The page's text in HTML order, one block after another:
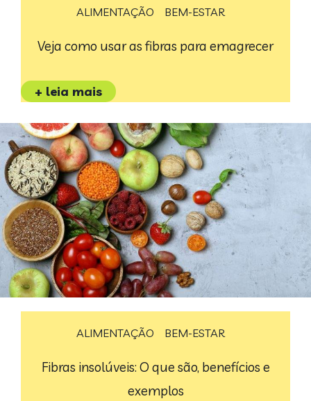
ALIMENTAÇÃO BEM-ESTAR
Veja como usar as fibras para emagrecer
+ leia mais
ALIMENTAÇÃO BEM-ESTAR
Fibras insolúveis: O que são, benefícios e
exemplos